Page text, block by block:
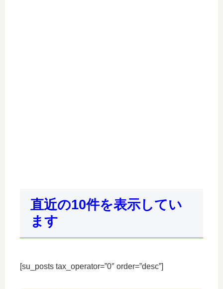
直近の10件を表示してい
ます
[su_posts tax_operator=”0″ order=”desc”]